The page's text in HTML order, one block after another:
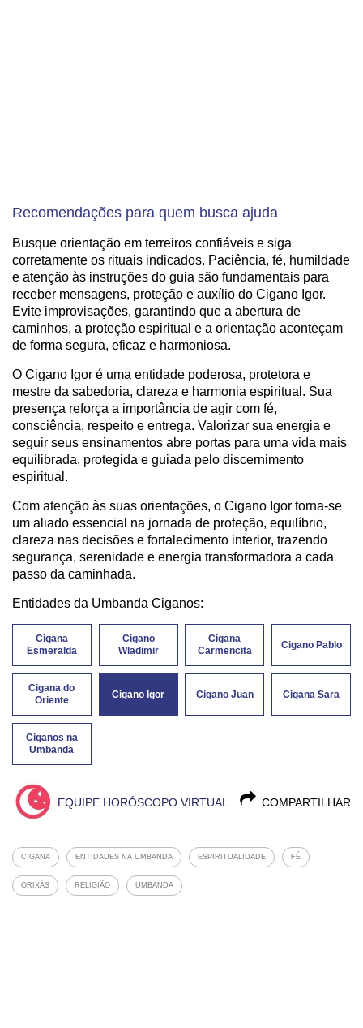
Recomendações para quem busca ajuda
Busque orientação em terreiros confiáveis e siga
corretamente os rituais indicados. Paciência, fé, humildade
e atenção às instruções do guia são fundamentais para
receber mensagens, proteção e auxílio do Cigano Igor.
Evite improvisações, garantindo que a abertura de
caminhos, a proteção espiritual e a orientação aconteçam
de forma segura, eficaz e harmoniosa.
O Cigano Igor é uma entidade poderosa, protetora e
mestre da sabedoria, clareza e harmonia espiritual. Sua
presença reforça a importância de agir com fé,
consciência, respeito e entrega. Valorizar sua energia e
seguir seus ensinamentos abre portas para uma vida mais
equilibrada, protegida e guiada pelo discernimento
espiritual.
Com atenção às suas orientações, o Cigano Igor torna-se
um aliado essencial na jornada de proteção, equilíbrio,
clareza nas decisões e fortalecimento interior, trazendo
segurança, serenidade e energia transformadora a cada
passo da caminhada.
Entidades da Umbanda Ciganos:
Cigana
Esmeralda
Cigano
Wladimir
Cigana
Carmencita
Cigano Pablo
Cigana do
Oriente
Cigano Igor Cigano Juan Cigana Sara
Ciganos na
Umbanda
COMPARTILHAR
EQUIPE HORÓSCOPO VIRTUAL
CIGANA ENTIDADES NA UMBANDA ESPIRITUALIDADE FÉ
ORIXÁS RELIGIÃO UMBANDA